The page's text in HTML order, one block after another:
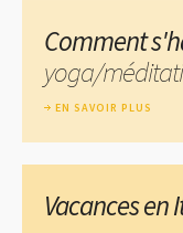
Comment
yoga/
EN SAVOIR PLUS
Vacances en